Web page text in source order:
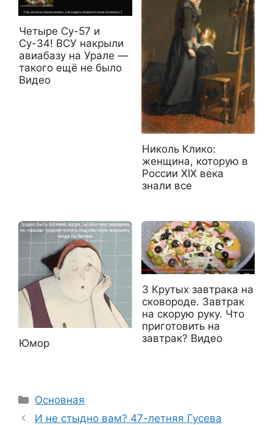
Четыре Су-57 и
Су-34! ВСУ накрыли
авиабазу на Урале —
такого ещё не было
Видео
Николь Клико:
женщина, которую в
России ХIХ века
знали все
Юмор
3 Крутых завтрака на
сковороде. Завтрак
на скорую руку. Что
приготовить на
завтрак? Видео
Рубрики
Основная
И не стыдно вам? 47-летняя Гусева